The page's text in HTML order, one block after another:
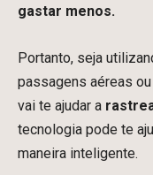
gastar menos.
Portanto, seja
passagens aéreas
vai te ajudar a
tecnologia pode te
maneira inteligente.